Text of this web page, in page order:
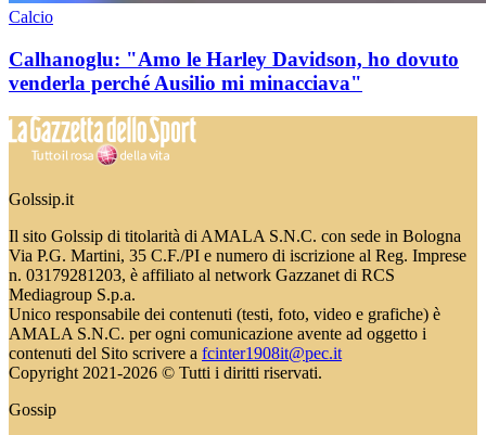
Calcio
Calhanoglu: "Amo le Harley Davidson, ho dovuto
venderla perché Ausilio mi minacciava"
Golssip.it
Il sito Golssip di titolarità di AMALA S.N.C. con sede in Bologna
Via P.G. Martini, 35 C.F./PI e numero di iscrizione al Reg. Imprese
n. 03179281203, è affiliato al network Gazzanet di RCS
Mediagroup S.p.a.
Unico responsabile dei contenuti (testi, foto, video e grafiche) è
AMALA S.N.C. per ogni comunicazione avente ad oggetto i
contenuti del Sito scrivere a fcinter1908it@pec.it
Copyright 2021-2026 © Tutti i diritti riservati.
Gossip